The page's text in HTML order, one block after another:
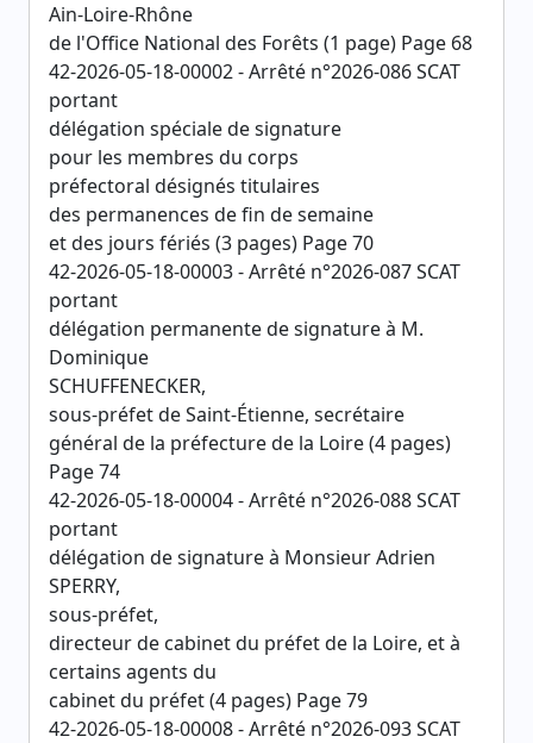
Ain-Loire-Rhône
de l'Office National des Forêts (1 page) Page 68
42-2026-05-18-00002 - Arrêté n°2026-086 SCAT
portant
délégation spéciale de signature
pour les membres du corps
préfectoral désignés titulaires
des permanences de fin de semaine
et des jours fériés (3 pages) Page 70
42-2026-05-18-00003 - Arrêté n°2026-087 SCAT
portant
délégation permanente de signature à M.
Dominique
SCHUFFENECKER,
sous-préfet de Saint-Étienne, secrétaire
général de la préfecture de la Loire (4 pages)
Page 74
42-2026-05-18-00004 - Arrêté n°2026-088 SCAT
portant
délégation de signature à Monsieur Adrien
SPERRY,
sous-préfet,
directeur de cabinet du préfet de la Loire, et à
certains agents du
cabinet du préfet (4 pages) Page 79
42-2026-05-18-00008 - Arrêté n°2026-093 SCAT